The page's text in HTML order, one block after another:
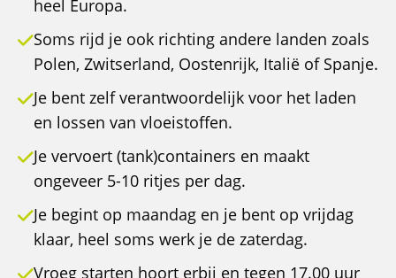
heel Europa.
Soms rijd je ook richting andere landen zoals
Polen, Zwitserland, Oostenrijk, Italië of Spanje.
Je bent zelf verantwoordelijk voor het laden
en lossen van vloeistoffen.
Je vervoert (tank)containers en maakt
ongeveer 5-10 ritjes per dag.
Je begint op maandag en je bent op vrijdag
klaar, heel soms werk je de zaterdag.
Vroeg starten hoort erbij en tegen 17.00 uur